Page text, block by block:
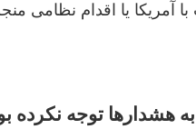
آمریکا یا اقدام نظامی
توجه نکرده